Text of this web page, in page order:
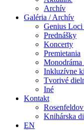
Archív
Galéria / Archív
Genius
Prednášky
Koncerty
Premietania
Inkluzívne
Tvorivé
Iné
Kontakt
Knihárska
EN